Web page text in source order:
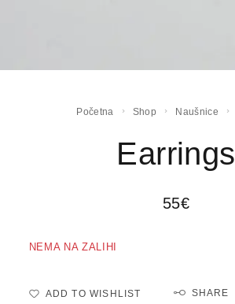
Početna Shop Naušnice
Earrings
55€
NEMA NA ZALIHI
ADD TO WISHLIST SHARE